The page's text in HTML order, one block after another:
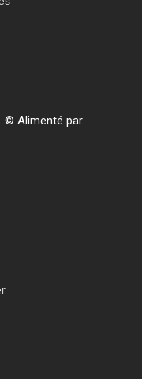
© Alimenté par